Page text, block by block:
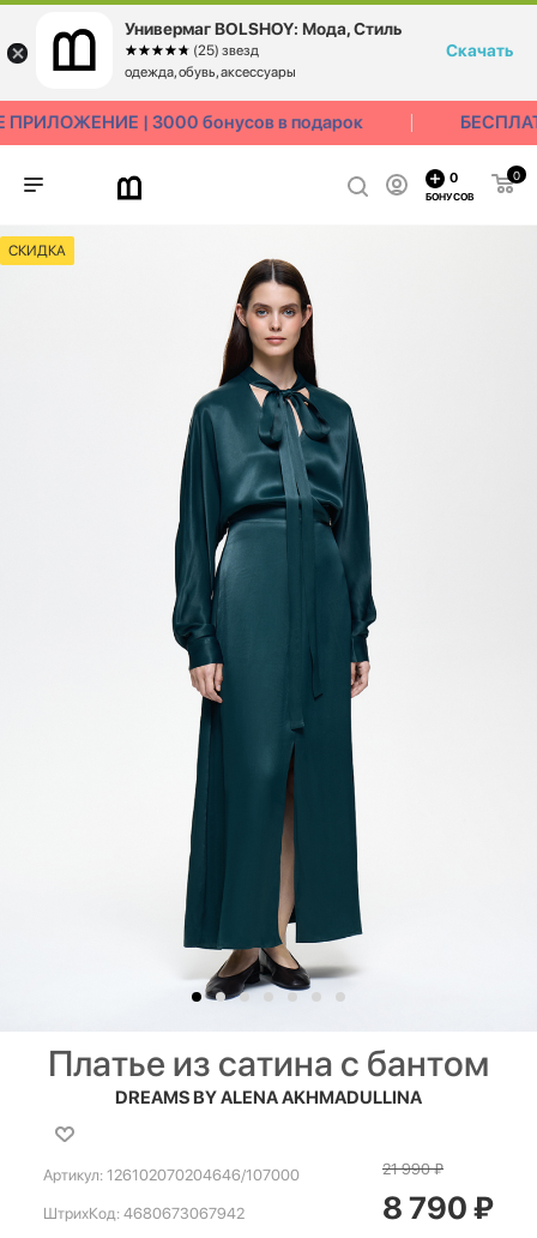
| 3000 бонусов в подарок
0
0
БОНУСОВ
СКИДКА
Платье из сатина с бантом
DREAMS BY ALENA AKHMADULLINA
Артикул: 126102070204646/107000
ШтрихКод: 4680673067942
21 990₽
8 790₽
Универмаг BOLSHOY: Мода, Стиль
☆☆☆☆☆
★★★★★ (25) звезд
одежда, обувь, аксессуары
Скачать